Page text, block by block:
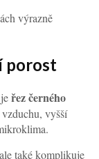
výrazně
porost
řez černého
vyšší
také komplikuje